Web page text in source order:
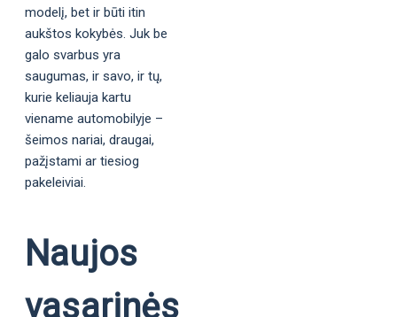
modelį, bet ir būti itin
aukštos kokybės. Juk be
galo svarbus yra
saugumas, ir savo, ir tų,
kurie keliauja kartu
viename automobilyje –
šeimos nariai, draugai,
pažįstami ar tiesiog
pakeleiviai.
Naujos
vasarinės